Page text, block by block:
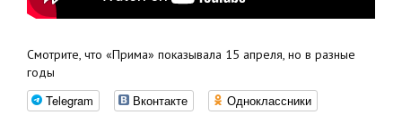
Смотрите, что «Прима» показывала 15 апреля, но в разные
годы
Telegram Вконтакте Одноклассники